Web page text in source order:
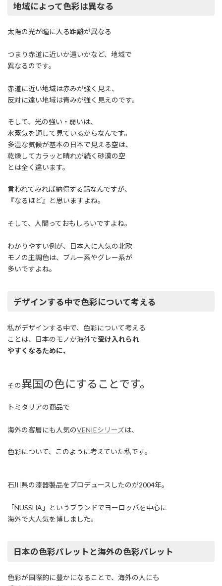
地域によって色彩は異なる
太陽の光が瞳に入る距離が異なる
つまり赤道に近いか遠いかなど、地域で
異なるのです。
赤道に近い地域は赤みが強く見え、
反対に遠い地域は青みが強く見えのです。
そして、光の強い・弱いは、
水蒸気を通して見ているからなんです。
多湿な気候が基本の日本で見える空は、
乾燥してカラッと晴れが続く砂漠の空
とは全く違います。
言われてみれば納得する話なんですが、
『なるほど』と思いますよね。
そして、人間っておもしろいですよね。
わかりやすい例が、日本人に人気の北欧
モノの主調色は、ブルー系やグレー系が
多いですよね。
デザインする中で色彩について考える
私がデザインする中で、色彩について考える
ことは、日本のモノが海外で受け入れられ
やすくなるために、
その異国の色にすることです。
トミタリアの商品で
海外の客層にも人気のVENIEシリーズは、
色彩について、このように考えていた私です。
石川県の漆器製品をプロデュースしたのが2004年。
「NUSSHA」というブランドでヨーロッパを中心に
海外で大人気を博しました。
日本の色彩パレットと海外の色彩パレット
色彩が国際的に豊かになることで、海外の人にも